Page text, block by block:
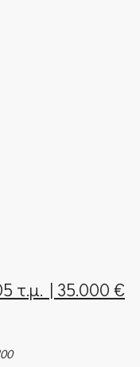
τ.μ. | 35.000 €